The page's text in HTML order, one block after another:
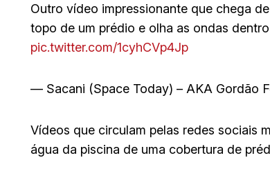
Outro vídeo impressionante que chega
topo de um prédio e olha as ondas
pic.twitter.com/1cyhCVp4Jp
— Sacani (Space Today) – AKA Gordão
Vídeos que circulam pelas redes sociais
água da piscina de uma cobertura de